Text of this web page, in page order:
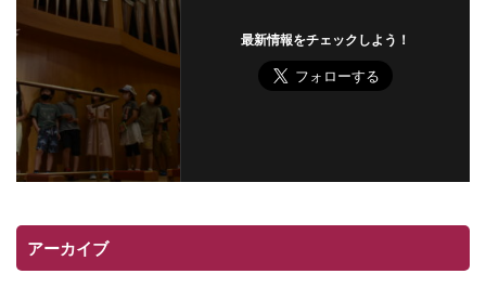
最新情報をチェックしよう！
アーカイブ